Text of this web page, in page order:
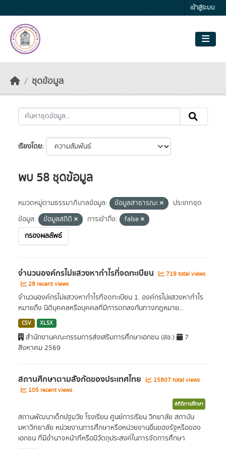
เข้าสู่ระบบ
ชุดข้อมูล
เรียงโดย
พบ 58 ชุดข้อมูล
หมวดหมู่ตามธรรมาภิบาลข้อมูล: ข้อมูลสาธารณะ
ประเภทชุด
ข้อมูล:
ข้อมูลสถิติ การเข้าถึง:
false
กรองผลลัพธ์
จำนวนองค์กรไม่แสวงหากำไรที่จดทะเบียน
719 total views
28 recent views
จำนวนองค์กรไม่แสวงหากำไรที่จดทะเบียน 1. องค์กรไม่แสวงหากำไร
หมายถึง นิติบุคคลหรือบุคคลที่มีการตกลงกันทางกฎหมาย...
CSV XLSX
สำนักงานคณะกรรมการส่งเสริมการศึกษาเอกชน (สช.)
7
สิงหาคม 2569
สถานศึกษาตามสังกัดของประเทศไทย
15807 total views
105 recent views
สถิติการศึกษา
สถานพัฒนาเด็กปฐมวัย โรงเรียน ศูนย์การเรียน วิทยาลัย สถาบัน
มหาวิทยาลัย หน่วยงานการศึกษาหรือหน่วยงานอื่นของรัฐหรือของ
เอกชน ที่มีอำนาจหน้าที่หรือมีวัตถุประสงค์ในการจัดการศึกษา